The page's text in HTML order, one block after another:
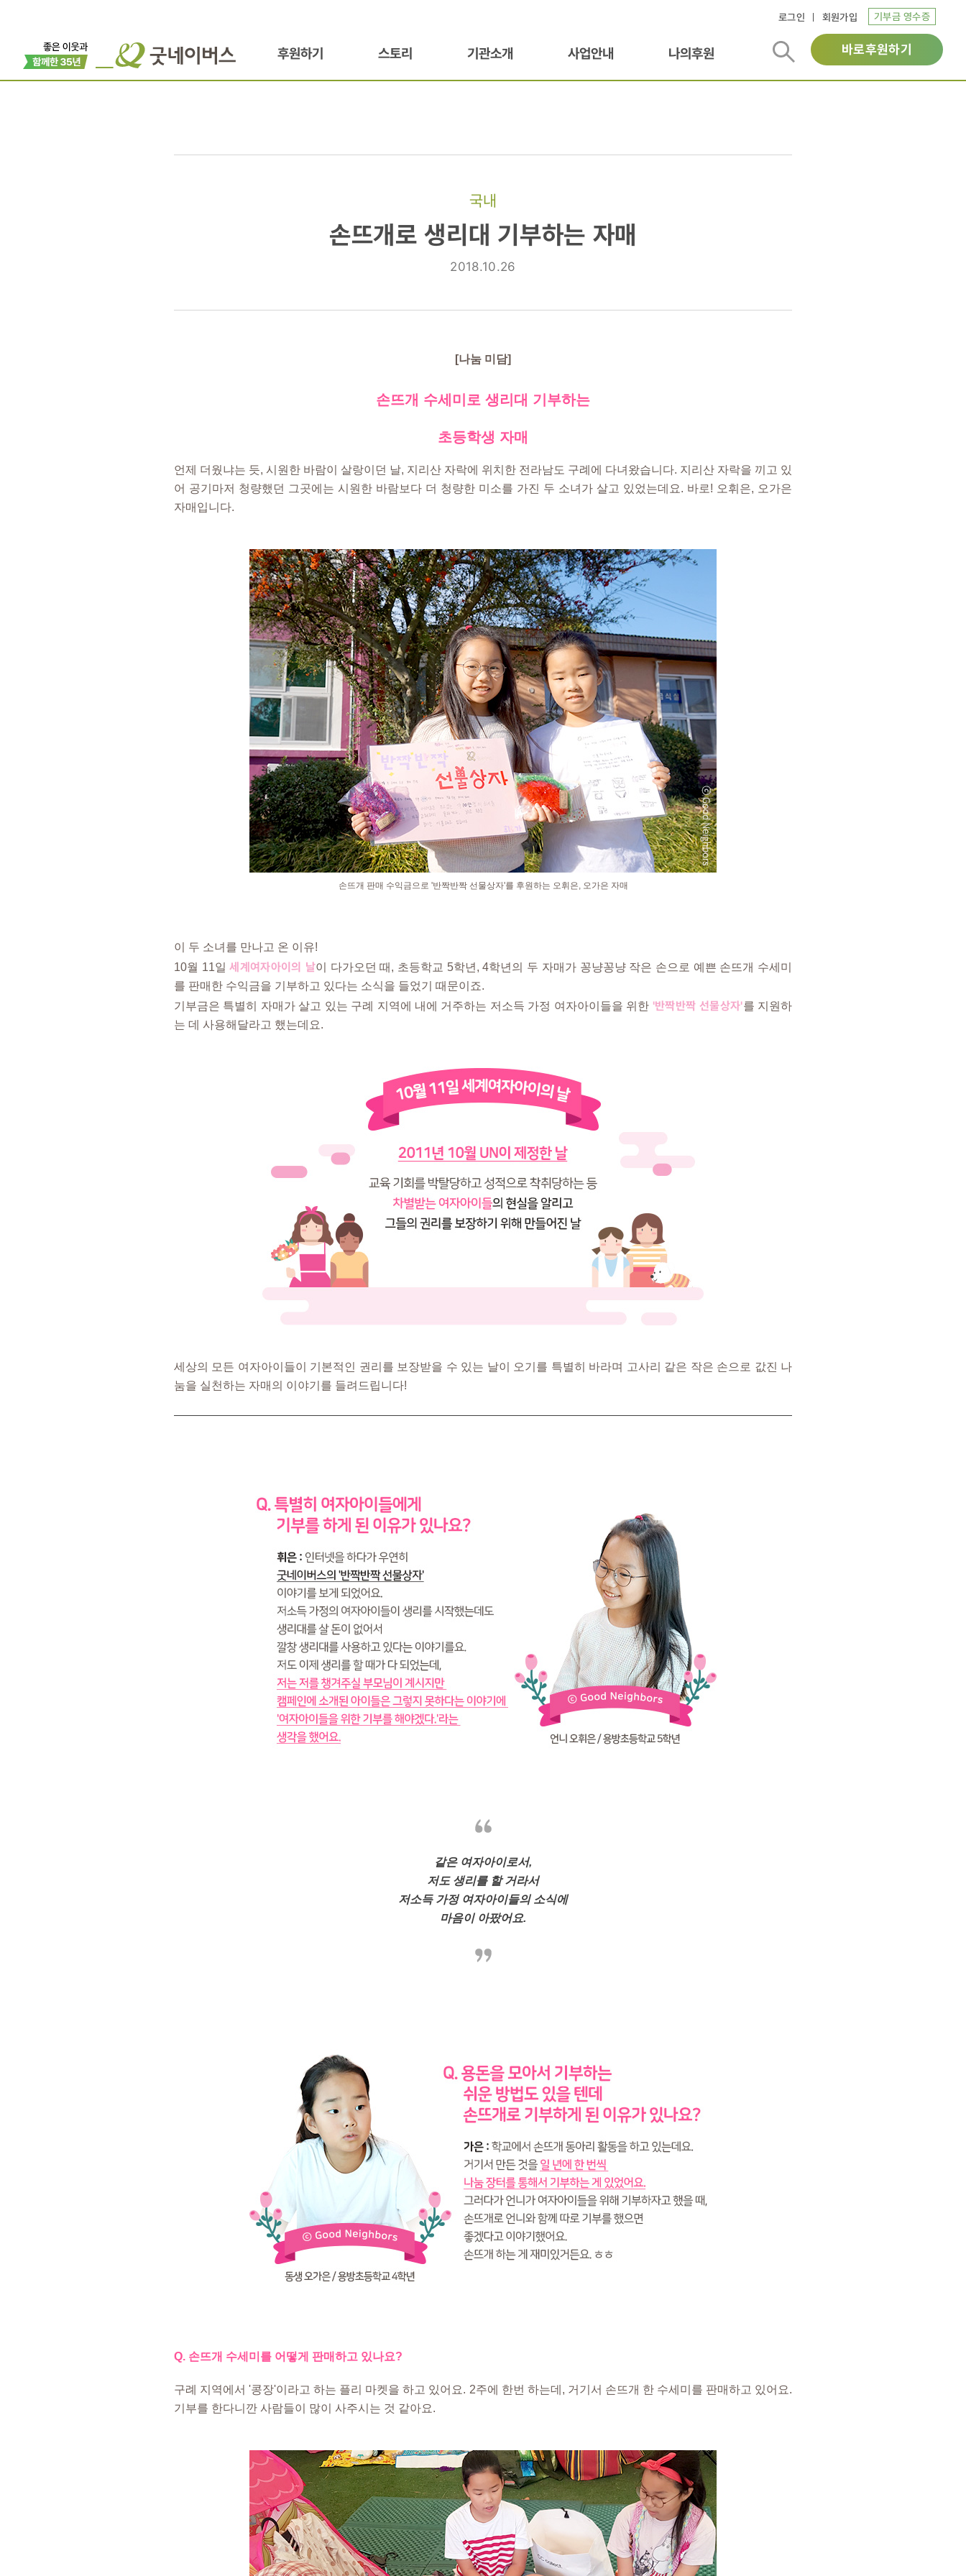
로그인 회원가입 기부금 영수증
후원하기 스토리 기관소개 사업안내 나의후원 바로후원하기
국내
기부하는
손뜨개로 생리대 기부하는 자매
2018.10.26
[나눔 미담]
손뜨개 수세미로 생리대 기부하는
초등학생 자매
언제 더웠냐는 듯, 시원한 바람이 살랑이던 날, 지리산 자락에 위치한 전라남도 구례에 다녀왔습니다. 지리산 자락을 끼고 있
어 공기마저 청량했던 그곳에는 시원한 바람보다 더 청량한 미소를 가진 두 소녀가 살고 있었는데요. 바로! 오휘은, 오가은
자매입니다.
손뜨개 판매 수익금으로 '반짝반짝 선물상자'를 후원하는 오휘은, 오가은 자매
이 두 소녀를 만나고 온 이유!
10월 11일세계여자아이의 날이 다가오던 때, 초등학교 5학년, 4학년의 두 자매가 꽁냥꽁냥 작은 손으로 예쁜 손뜨개 수세미
를 판매한 수익금을 기부하고 있다는 소식을 들었기 때문이죠.
기부금은 특별히 자매가 살고 있는 구례 지역에 내에 거주하는 저소득 가정 여자아이들을 위한 '반짝반짝 선물상자'를 지원하
는 데 사용해달라고 했는데요.
세상의 모든 여자아이들이 기본적인 권리를 보장받을 수 있는 날이 오기를 특별히 바라며 고사리 같은 작은 손으로 값진 나
눔을 실천하는 자매의 이야기를 들려드립니다!
같은 여자아이로서,
저도 생리를 할 거라서
저소득 가정 여자아이들의 소식에
마음이 아팠어요.
Q. 손뜨개 수세미를 어떻게 판매하고 있나요?
구례 지역에서 '콩장'이라고 하는 플리 마켓을 하고 있어요. 2주에 한번 하는데, 거기서 손뜨개 한 수세미를 판매하고 있어요.
기부를 한다니깐 사람들이 많이 사주시는 것 같아요.